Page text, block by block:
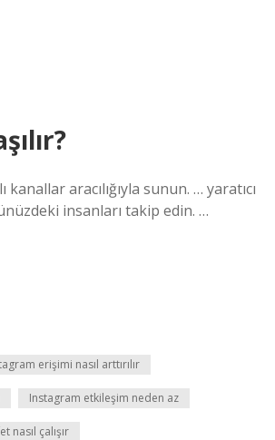
aracılığıyla sunun. … yaratıcı
insanları takip edin. …
erişimi nasıl arttırılır
Instagram etkileşim neden az
nasıl çalışır